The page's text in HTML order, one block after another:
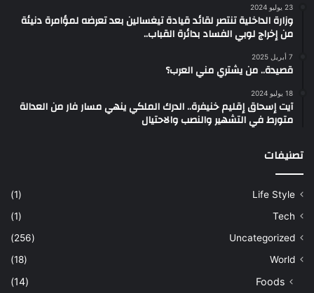
23 يوليو 2024
وزارة الداخلية تنتصر لقائد قيادة تيغسالين بعد تعرضه لمؤامرة دنيئة
من إخراج لوبي الفساد بدائرة القباب..
7 أبريل 2025
قصيدة.. من يشتري مني العرب؟
18 يوليو 2024
آيت إسحاق إقليم خنيفرة.. الدرك الملكي ينهي مسار فار من العدالة
متورط في التشهير والنصب والاحتيال
تصنيفات
Life Style
(1)
Tech
(1)
Uncategorized
(256)
World
(18)
Foods
(14)